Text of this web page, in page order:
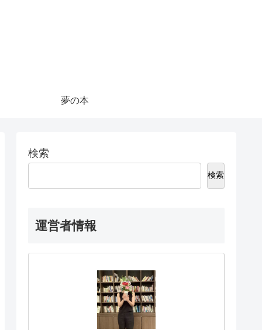
夢の本
検索
検索
運営者情報